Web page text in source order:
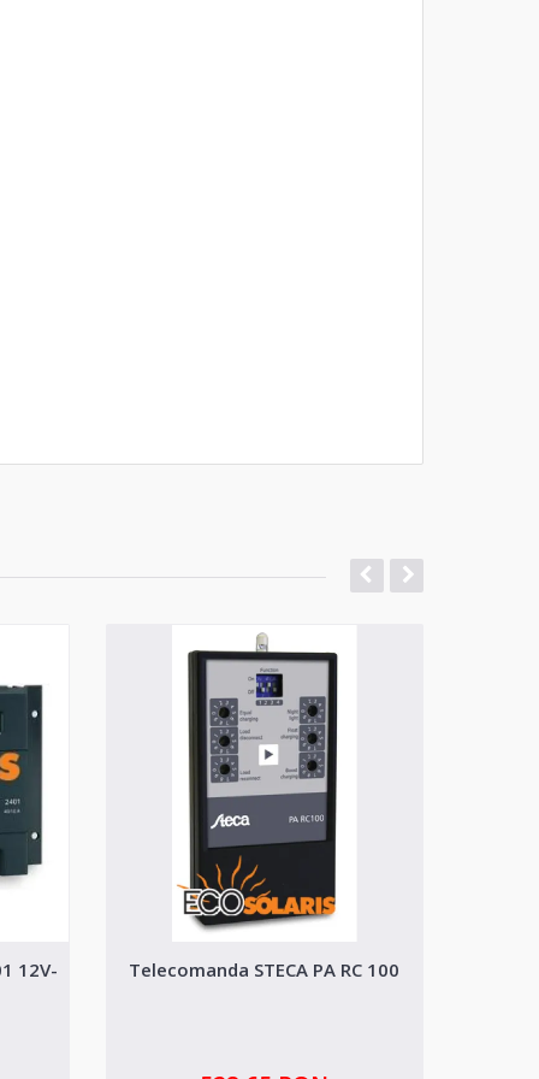
12V- Telecomanda STECA PA RC 100